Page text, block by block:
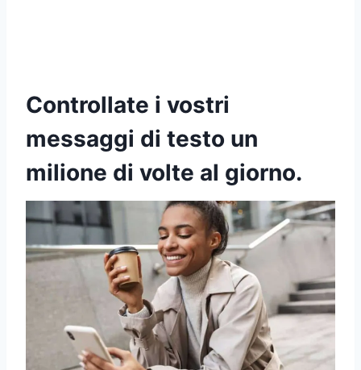
Controllate i vostri
messaggi di testo un
milione di volte al giorno.